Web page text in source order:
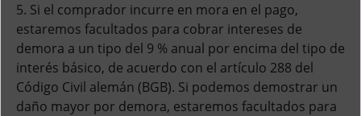
5. Si el comprador incurre en mora en el pago,
estaremos facultados para cobrar intereses de
demora a un tipo del 9 % anual por encima del tipo de
interés básico, de acuerdo con el artículo 288 del
Código Civil alemán (BGB). Si podemos demostrar un
daño mayor por demora, estaremos facultados para